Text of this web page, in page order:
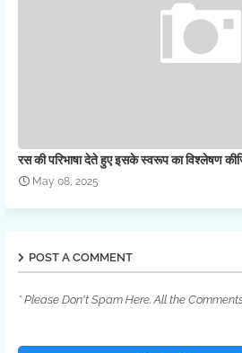
रस की परिभाषा देते हुए इसके स्वरूप का विश्लेषण
May 08, 2025
POST A COMMENT
* Please Don't Spam Here. All the